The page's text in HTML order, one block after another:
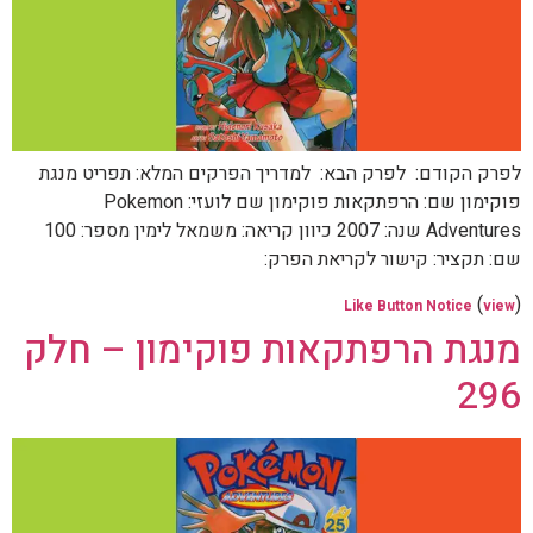
לפרק הקודם: לפרק הבא: למדריך הפרקים המלא: תפריט מנגת
פוקימון שם: הרפתקאות פוקימון שם לועזי: Pokemon
Adventures שנה: 2007 כיוון קריאה: משמאל לימין מספר: 100
שם: תקציר: קישור לקריאת הפרק:
Like Button Notice (view)
מנגת הרפתקאות פוקימון – חלק
296